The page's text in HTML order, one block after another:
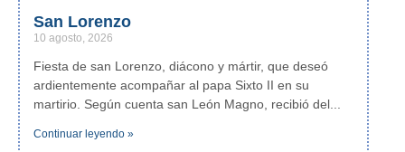
San Lorenzo
10 agosto, 2026
Fiesta de san Lorenzo, diácono y mártir, que deseó
ardientemente acompañar al papa Sixto II en su
martirio. Según cuenta san León Magno, recibió del
Continuar leyendo »